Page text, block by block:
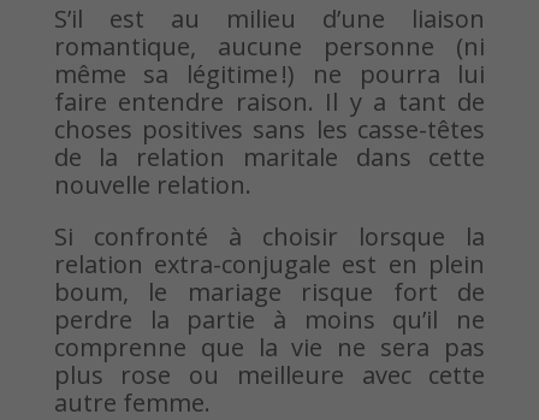
S’il est au milieu d’une liaison
romantique, aucune personne (ni
même sa légitime !) ne pourra lui
faire entendre raison. Il y a tant de
choses positives sans les casse-têtes
de la relation maritale dans cette
nouvelle relation.
Si confronté à choisir lorsque la
relation extra-conjugale est en plein
boum, le mariage risque fort de
perdre la partie à moins qu’il ne
comprenne que la vie ne sera pas
plus rose ou meilleure avec cette
autre femme.